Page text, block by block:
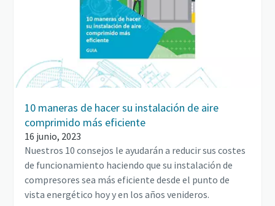
10 maneras de hacer su instalación de aire
comprimido más eficiente
16 junio, 2023
Nuestros 10 consejos le ayudarán a reducir sus costes
de funcionamiento haciendo que su instalación de
compresores sea más eficiente desde el punto de
vista energético hoy y en los años venideros.